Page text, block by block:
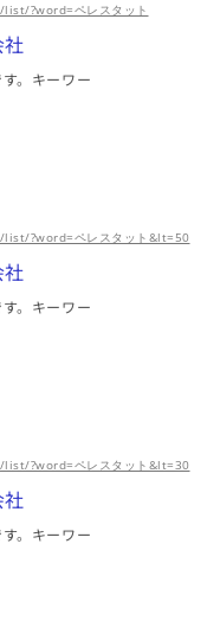
?word=ペレスタット
。キーワー
?word=ペレスタット&lt=50
。キーワー
?word=ペレスタット&lt=30
。キーワー